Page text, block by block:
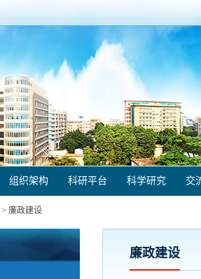
组织架构 科研平台 科学研究 交
> 廉政建设
廉政建设